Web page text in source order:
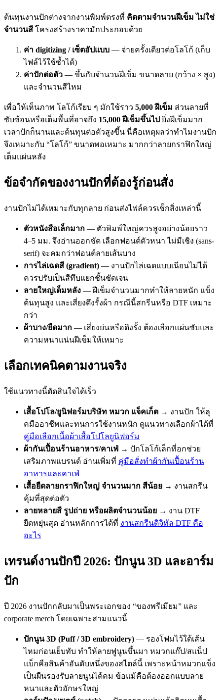
ต้นทุนงานปักต่างจากงานพิมพ์ตรงที่ คิดตามจำนวนฝีเข็ม ไม่ใช่
จำนวนสี โครงสร้างราคามักประกอบด้วย
ค่า digitizing / เซ็ตอัปแบบ — จ่ายครั้งเดียวต่อโลโก้ (เก็บ
ไฟล์ไว้ใช้ซ้ำได้)
ค่าปักต่อตัว — ขึ้นกับจำนวนฝีเข็ม ขนาดลาย (กว้าง × สูง)
และจำนวนสีไหม
เพื่อให้เห็นภาพ โลโก้เรียบ ๆ มักใช้ราว 5,000 ฝีเข็ม ส่วนลายที่
ซับซ้อนหรือเต็มพื้นที่อาจถึง 15,000 ฝีเข็มขึ้นไป ยิ่งฝีเข็มมาก
เวลาปักก็นานและต้นทุนต่อตัวสูงขึ้น นี่คือเหตุผลว่าทำไมงานปัก
จึงเหมาะกับ “โลโก้” ขนาดพอเหมาะ มากกว่าลายกราฟิกใหญ่
เต็มแผ่นหลัง
ข้อจำกัดของงานปักที่ต้องรู้ก่อนสั่ง
งานปักไม่ได้เหมาะกับทุกลาย ก่อนส่งไฟล์ควรเช็กสิ่งเหล่านี้
ตัวหนังสือเล็กมาก — ตัวพิมพ์ใหญ่ควรสูงอย่างน้อยราว
4–5 มม. จึงอ่านออกชัด เลือกฟอนต์ตัวหนา ไม่มีเชิง (sans-
serif) จะคมกว่าฟอนต์ลายเส้นบาง
การไล่เฉดสี (gradient) — งานปักไล่เฉดแบบเนียนไม่ได้
ควรปรับเป็นสีทึบแยกชั้นชัดเจน
ลายใหญ่เต็มหลัง — ฝีเข็มจำนวนมากทำให้ลายหนัก แข็ง
ต้นทุนสูง และเสี่ยงดึงรั้งผ้า กรณีนี้สกรีนหรือ DTF เหมาะ
กว่า
ผ้าบาง/ยืดมาก — เสี่ยงย่นหรือดึงรั้ง ต้องเลือกแผ่นซับและ
ความหนาแน่นฝีเข็มให้เหมาะ
เลือกเทคนิคตามงานจริง
ใช้แนวทางนี้ตัดสินใจได้เร็ว
เสื้อโปโล/ยูนิฟอร์มบริษัท หมวก แจ็คเก็ต → งานปัก ให้ลุ
คมืออาชีพและทนการใช้งานหนัก ดูแนวทางเลือกผ้าได้ที่
คู่มือเลือกเนื้อผ้าเสื้อโปโลยูนิฟอร์ม
ผ้ากันเปื้อนร้านอาหาร/คาเฟ่ → ปักโลโก้เล็กที่อกช่วย
เสริมภาพแบรนด์ อ่านเพิ่มที่ คู่มือสั่งทำผ้ากันเปื้อนร้าน
อาหารและคาเฟ่
เสื้อยืดลายกราฟิกใหญ่ จำนวนมาก สีน้อย → งานสกรีน
คุ้มที่สุดต่อตัว
ลายหลายสี รูปถ่าย หรือผลิตจำนวนน้อย → งาน DTF
ยืดหยุ่นสุด อ่านหลักการได้ที่ งานสกรีนดิจิทัล DTF คือ
อะไร
เทรนด์งานปักปี 2026: ปักนูน 3D และอาร์ม
ปัก
ปี 2026 งานปักกลับมาเป็นพระเอกของ “ของพรีเมียม” และ
corporate merch โดยเฉพาะสามแนวนี้
ปักนูน 3D (Puff / 3D embroidery) — รองโฟมไว้ใต้เส้น
ไหมก่อนเย็บทับ ทำให้ลายฟูนูนขึ้นมา หมวกแก๊ป/สแน็ป
แบ็กคือสินค้าอันดับหนึ่งของสไตล์นี้ เพราะหน้าหมวกแข็ง
เป็นผืนรองรับลายนูนได้คม ข้อแม้คือต้องออกแบบลาย
หนาและตัวอักษรใหญ่